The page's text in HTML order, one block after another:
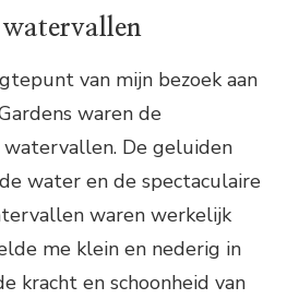
van mijn bezoek aan
waren de
De geluiden
water en de spectaculaire
waren werkelijk
me klein en nederig in
kracht en schoonheid van